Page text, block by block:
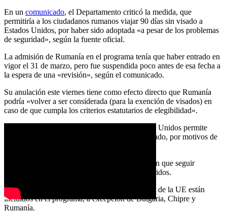
En un comunicado, el Departamento criticó la medida, que
permitiría a los ciudadanos rumanos viajar 90 días sin visado a
Estados Unidos, por haber sido adoptada «a pesar de los problemas
de seguridad», según la fuente oficial.
La admisión de Rumanía en el programa tenía que haber entrado en
vigor el 31 de marzo, pero fue suspendida poco antes de esa fecha a
la espera de una «revisión», según el comunicado.
Su anulación este viernes tiene como efecto directo que Rumanía
podría «volver a ser considerada (para la exención de visados) en
caso de que cumpla los criterios estatutarios de elegibilidad».
El programa de exención de visados de Estados Unidos permite
entrar en el país durante 90 días sin solicitar visado, por motivos de
A partir de ahora, los ciudadanos rumanos tienen que seguir
para entrar en Estados Unidos.
En lo que respecta al resto de Europa, 24 países de la UE están
incluidos en el programa, a excepción de Bulgaria, Chipre y
Rumanía.